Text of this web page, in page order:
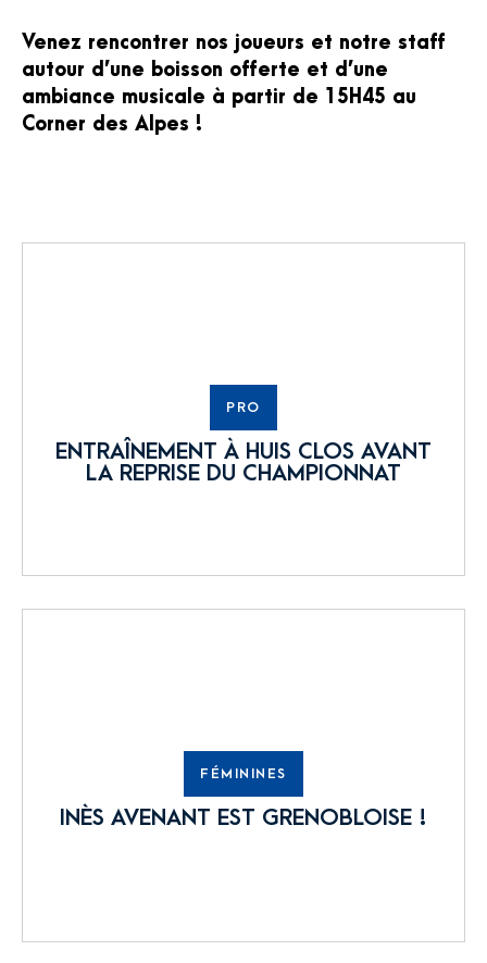
Venez rencontrer nos joueurs et notre staff
autour d’une boisson offerte et d’une
ambiance musicale à partir de 15H45 au
Corner des Alpes !
PRO
ENTRAÎNEMENT À HUIS CLOS AVANT
LA REPRISE DU CHAMPIONNAT
FÉMININES
INÈS AVENANT EST GRENOBLOISE !